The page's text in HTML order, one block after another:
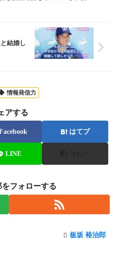
結婚し
情報発信力
アする
はてブ
LINE
フォローする
板坂 裕治郎